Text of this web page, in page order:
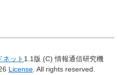
ネット 1.1版 (C) 情報通信研究機
License . All rights reserved.